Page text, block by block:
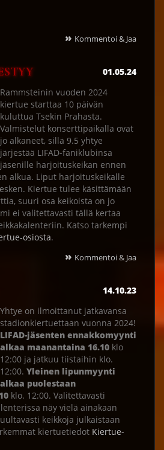
» Kommentoi & Jaa
01.05.24
Rammsteinin vuoden 2024
kiertue starttaa 10 päivän
kuluttua Tsekin Prahasta.
Valmistelut konserttipaikalla ovat
jo alkaneet, sillä 9.5 yhtye
järjestää LIFAD-faniklubinsa
jäsenille harjoituskeikan ennen
alkua. Liput harjoituskeikalle
Kiertue tulee käsittämään
suuri osa keikoista on jo
ei valitettavasti tällä kertaa
Katso tarkempi
osiosta.
» Kommentoi & Jaa
14.10.23
Yhtye on ilmoittanut jatkavansa
stadionkiertuettaan vuonna 2024!
LIFAD-jäsenten ennakkomyynti
alkaa maanantaina 16.10 klo
12:00 ja jatkuu tiistaihin klo.
12:00. Yleinen lipunmyynti
alkaa puolestaan
klo. 12:00. Valitettavasti
näy vielä ainakaan
keikkoja julkaistaan
kiertuetiedot Kiertue-